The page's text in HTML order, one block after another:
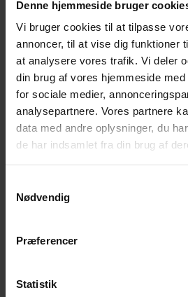
Denne hjemmeside bruger
Vi bruger cookies til at tilpasse
annoncer, til at vise dig funktioner
at analysere vores trafik. Vi deler
din brug af vores hjemmeside
for sociale medier,
analysepartnere. Vores partnere
data med andre oplysninger, du
de har indsamlet fra din brug af
Nødvendig
Præferencer
Statistik
Annonce
Annonce
FLERE NYHEDER